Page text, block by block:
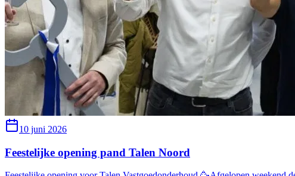
10 juni 2026
Feestelijke opening pand Talen Noord